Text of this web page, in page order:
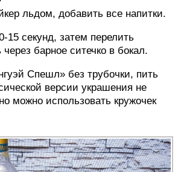
льдом, добавить все напитки.
15 секунд, затем перелить
через барное ситечко в бокал.
Спешл» без трубочки, пить
версии украшения не
можно использовать кружочек